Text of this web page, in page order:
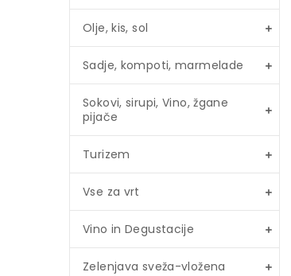
Olje, kis, sol
Sadje, kompoti, marmelade
Sokovi, sirupi, Vino, žgane
pijače
Turizem
Vse za vrt
Vino in Degustacije
Zelenjava sveža-vložena